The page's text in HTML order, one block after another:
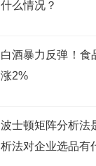
什么情况？
白酒暴力反弹！食
涨2%
波士顿矩阵分析法
析法对企业选品有